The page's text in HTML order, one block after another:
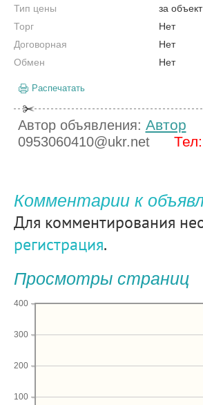
Тип цены
за объект
Торг
Нет
Договорная
Нет
Обмен
Нет
Распечатать
Автор объявления: Автор
0953060410@ukr.net
Тел:
Комментарии к
Для комментирования
регистрация.
Просмотры страниц
100
200
300
400